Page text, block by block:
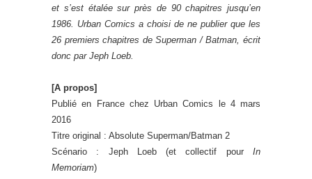
et s’est étalée sur près de 90 chapitres jusqu’en
1986. Urban Comics a choisi de ne publier que les
26 premiers chapitres de Superman / Batman, écrit
donc par Jeph Loeb.
[A propos]
Publié en France chez Urban Comics le 4 mars
2016
Titre original : Absolute Superman/Batman 2
Scénario : Jeph Loeb (et collectif pour In
Memoriam)